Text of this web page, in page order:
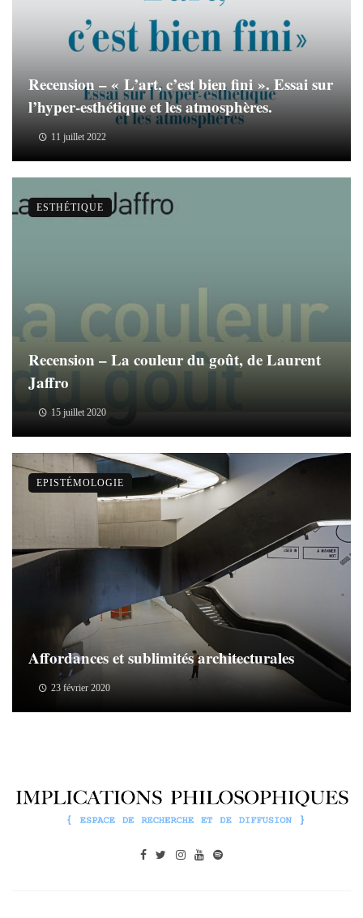
Recension – « L’art, c’est bien fini ». Essai sur
l’hyper-esthétique et les atmosphères.
11 juillet 2022
Recension – La couleur du goût, de Laurent
Jaffro
15 juillet 2020
ESTHÉTIQUE
Affordances et sublimités architecturales
23 février 2020
EPISTÉMOLOGIE